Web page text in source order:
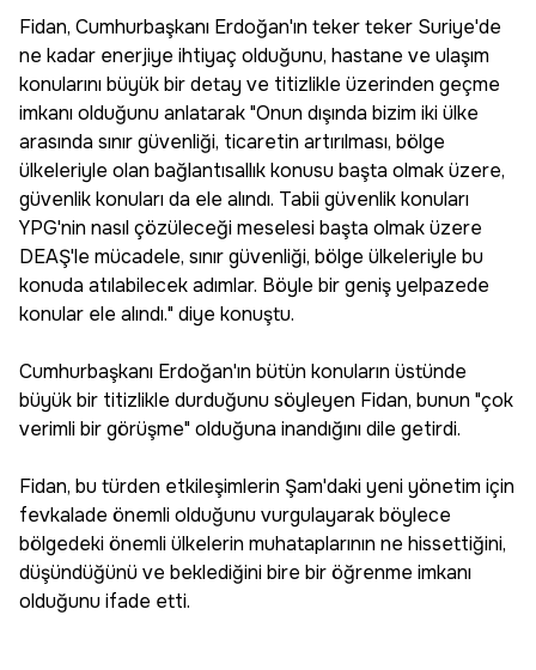
Fidan, Cumhurbaşkanı Erdoğan'ın teker teker Suriye'de
ne kadar enerjiye ihtiyaç olduğunu, hastane ve ulaşım
konularını büyük bir detay ve titizlikle üzerinden geçme
imkanı olduğunu anlatarak "Onun dışında bizim iki ülke
arasında sınır güvenliği, ticaretin artırılması, bölge
ülkeleriyle olan bağlantısallık konusu başta olmak üzere,
güvenlik konuları da ele alındı. Tabii güvenlik konuları
YPG'nin nasıl çözüleceği meselesi başta olmak üzere
DEAŞ'le mücadele, sınır güvenliği, bölge ülkeleriyle bu
konuda atılabilecek adımlar. Böyle bir geniş yelpazede
konular ele alındı." diye konuştu.
Cumhurbaşkanı Erdoğan'ın bütün konuların üstünde
büyük bir titizlikle durduğunu söyleyen Fidan, bunun "çok
verimli bir görüşme" olduğuna inandığını dile getirdi.
Fidan, bu türden etkileşimlerin Şam'daki yeni yönetim için
fevkalade önemli olduğunu vurgulayarak böylece
bölgedeki önemli ülkelerin muhataplarının ne hissettiğini,
düşündüğünü ve beklediğini bire bir öğrenme imkanı
olduğunu ifade etti.